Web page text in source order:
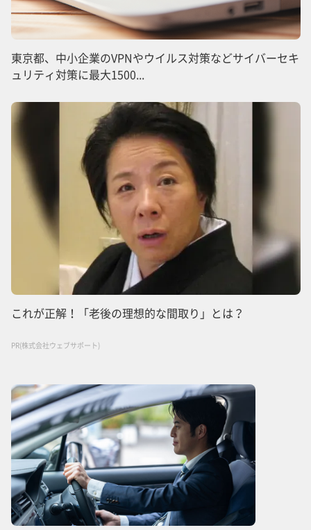
東京都、中小企業のVPNやウイルス対策などサイバーセキ
ュリティ対策に最大1500...
これが正解！「老後の理想的な間取り」とは？
PR(株式会社ウェブサポート)